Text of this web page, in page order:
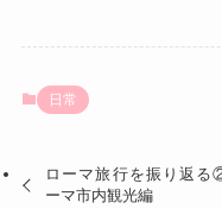
日常
ローマ旅行を振り返る
ーマ市内観光編